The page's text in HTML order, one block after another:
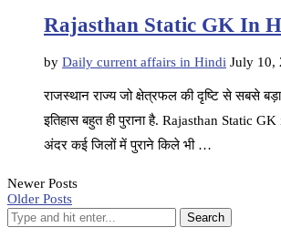
Rajasthan Static GK In
by Daily current affairs in Hindi July 10,
राजस्थान राज्य जो क्षेत्रफल की दृष्टि से सबसे
इतिहास बहुत ही पुराना है. Rajasthan Static
अंदर कई जिलों में पुराने किले भी …
Newer Posts
Older Posts